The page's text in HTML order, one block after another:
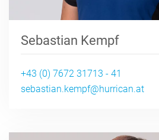
Sebastian Kempf
+43 (0) 7672 31713 - 41
sebastian.kempf@hurrican.at